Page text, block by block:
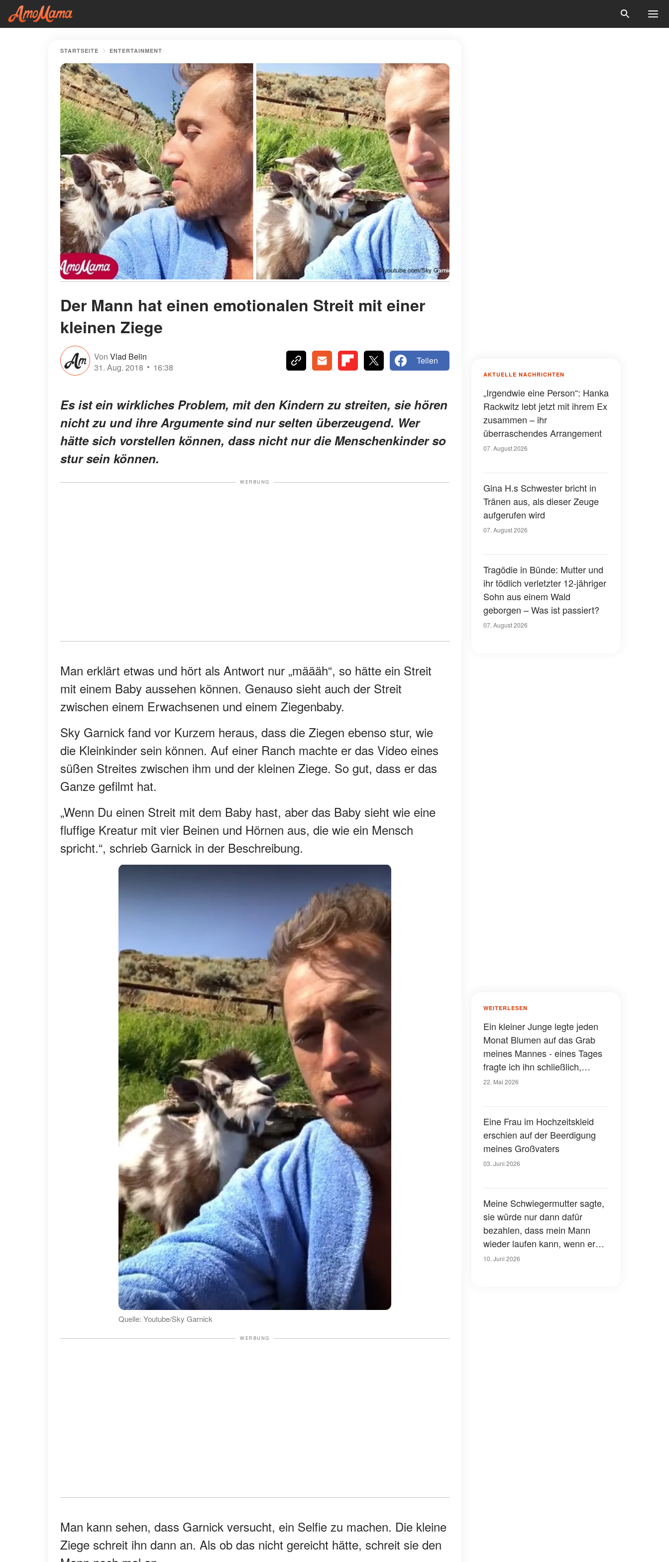
STARTSEITE ENTERTAINMENT
Der Mann hat einen emotionalen Streit mit einer
kleinen Ziege
Von Vlad Belin
31. Aug. 2018
16:38
Teilen
Es ist ein wirkliches Problem, mit den Kindern zu streiten, sie hören
nicht zu und ihre Argumente sind nur selten überzeugend. Wer
hätte sich vorstellen können, dass nicht nur die Menschenkinder so
stur sein können.
WERBUNG
Man erklärt etwas und hört als Antwort nur „määäh“, so hätte ein Streit
mit einem Baby aussehen können. Genauso sieht auch der Streit
zwischen einem Erwachsenen und einem Ziegenbaby.
Sky Garnick fand vor Kurzem heraus, dass die Ziegen ebenso stur, wie
die Kleinkinder sein können. Auf einer Ranch machte er das Video eines
süßen Streites zwischen ihm und der kleinen Ziege. So gut, dass er das
Ganze gefilmt hat.
„Wenn Du einen Streit mit dem Baby hast, aber das Baby sieht wie eine
fluffige Kreatur mit vier Beinen und Hörnen aus, die wie ein Mensch
spricht.“, schrieb Garnick in der Beschreibung.
Quelle: Youtube/Sky Garnick
WERBUNG
Man kann sehen, dass Garnick versucht, ein Selfie zu machen. Die kleine
Ziege schreit ihn dann an. Als ob das nicht gereicht hätte, schreit sie den
AKTUELLE NACHRICHTEN
„Irgendwie eine Person“: Hanka
Rackwitz lebt jetzt mit ihrem Ex
zusammen – ihr
überraschendes Arrangement
07. August 2026
Gina H.s Schwester bricht in
Tränen aus, als dieser Zeuge
aufgerufen wird
07. August 2026
Tragödie in Bünde: Mutter und
ihr tödlich verletzter 12-jähriger
Sohn aus einem Wald
geborgen – Was ist passiert?
07. August 2026
WEITERLESEN
Ein kleiner Junge legte jeden
Monat Blumen auf das Grab
meines Mannes - eines Tages
fragte ich ihn schließlich,
warum
22. Mai 2026
Eine Frau im Hochzeitskleid
erschien auf der Beerdigung
meines Großvaters
03. Juni 2026
Meine Schwiegermutter sagte,
sie würde nur dann dafür
bezahlen, dass mein Mann
wieder laufen kann, wenn er
sich von mir scheiden lässt - er
10. Juni 2026